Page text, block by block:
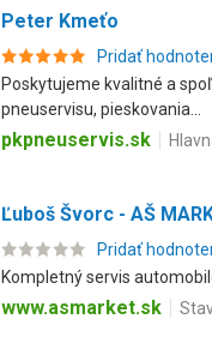
Peter Kmeťo
Pridať
Poskytujeme kvalitné a
pneuservisu, pieskovania...
pkpneuservis.sk
Ľuboš Švorc - AŠ
Pridať
Kompletný servis
www.asmarket.sk